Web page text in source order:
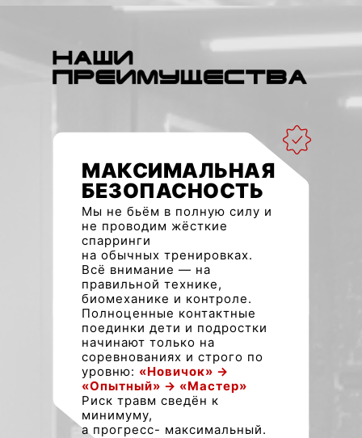
МАКСИМАЛЬНАЯ
БЕЗОПАСНОСТЬ
Мы не бьём в полную силу и
не проводим жёсткие
спарринги
на обычных тренировках.
Всё внимание — на
правильной технике,
биомеханике и контроле.
Полноценные контактные
поединки дети и подростки
начинают только на
соревнованиях и строго по
уровню: «Новичок» →
«Опытный» → «Мастер»
Риск травм сведён к
минимуму,
а прогресс- максимальный.